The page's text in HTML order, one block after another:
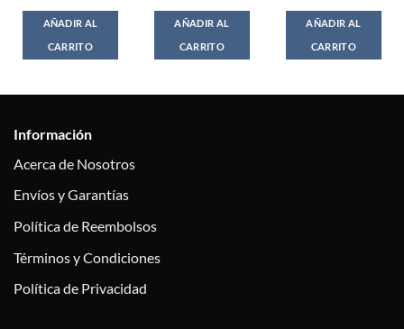
AÑADIR AL
CARRITO
AÑADIR AL
CARRITO
AÑADIR AL
CARRITO
Información
Acerca de Nosotros
Envíos y Garantías
Política de Reembolsos
Términos y Condiciones
Política de Privacidad